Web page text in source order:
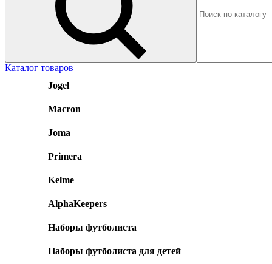
Каталог товаров
Jogel
Macron
Joma
Primera
Kelme
AlphaKeepers
Наборы футболиста
Наборы футболиста для детей